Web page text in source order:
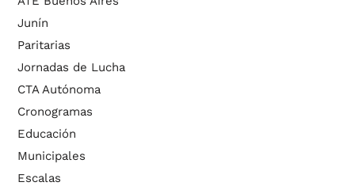
Junín
Paritarias
Jornadas de Lucha
CTA Autónoma
Cronogramas
Educación
Municipales
Escalas